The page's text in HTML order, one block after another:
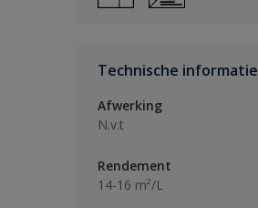
Technische informatie
Afwerking
N.v.t
Rendement
14-16 m²/L